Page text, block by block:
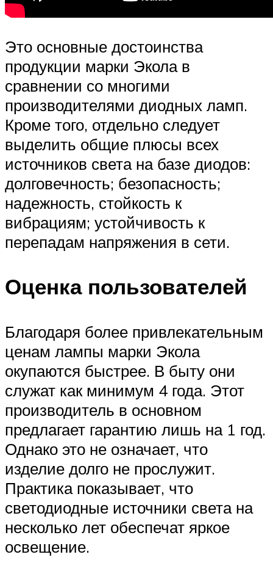
Это основные достоинства
продукции марки Экола в
сравнении со многими
производителями диодных ламп.
Кроме того, отдельно следует
выделить общие плюсы всех
источников света на базе диодов:
долговечность; безопасность;
надежность, стойкость к
вибрациям; устойчивость к
перепадам напряжения в сети.
Оценка пользователей
Благодаря более привлекательным
ценам лампы марки Экола
окупаются быстрее. В быту они
служат как минимум 4 года. Этот
производитель в основном
предлагает гарантию лишь на 1 год.
Однако это не означает, что
изделие долго не прослужит.
Практика показывает, что
светодиодные источники света на
несколько лет обеспечат яркое
освещение.